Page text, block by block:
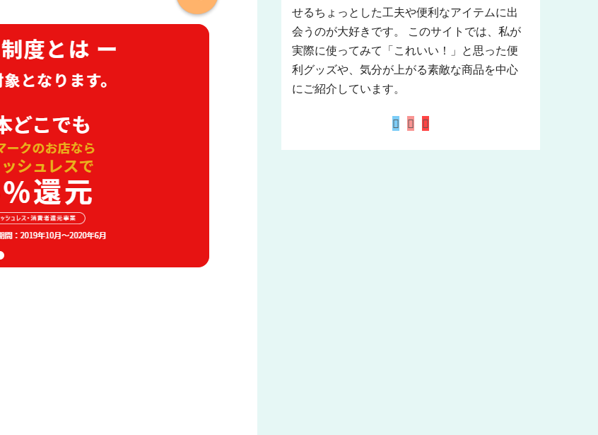
せるちょっとした工夫や便利なアイテムに出
会うのが大好きです。 このサイトでは、私が
実際に使ってみて「これいい！」と思った便
利グッズや、気分が上がる素敵な商品を中心
にご紹介しています。